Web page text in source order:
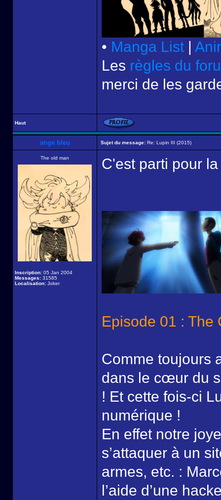
• Manga List |
Les règles du
merci de les
Haut
ange bleu Sujet du message: Re: Lupin III (2015)
The old man
Inscription: 05 Jan 2004
Messages: 31585
Localisation: Joker
C'est parti pour
Episode 01 : The
Comme toujours
dans le cœur du
! Et cette fois-ci
numérique !
En effet notre
s’attaquer à un
armes, etc. :
l’aide d’une